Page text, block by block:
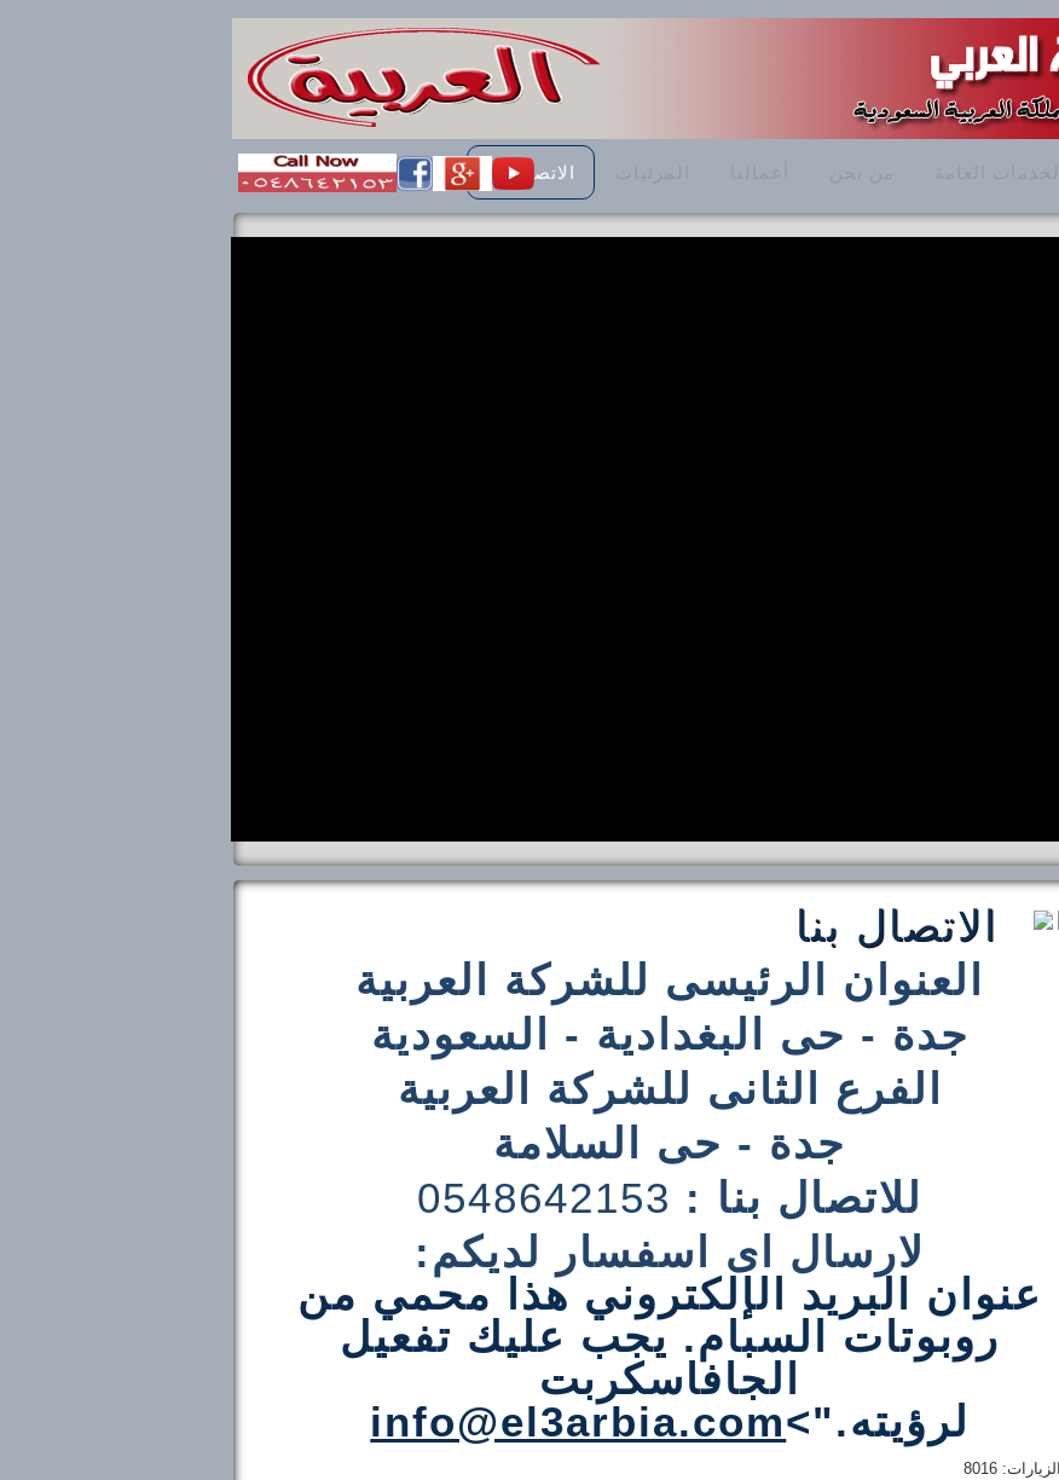
الخدمات العامة من نحن أعمالنا المرئيات الاتصال بنا
الاتصال بنا
العنوان الرئيسى للشركة العربية
جدة - حى البغدادية - السعودية
الفرع الثانى للشركة العربية
جدة - حى السلامة
للاتصال بنا : 0548642153
لارسال اى اسفسار لديكم:
عنوان البريد الإلكتروني هذا محمي من
روبوتات السبام. يجب عليك تفعيل
الجافاسكربت
لرؤيته.">
info@el3arbia.com
الزيارات: 8016